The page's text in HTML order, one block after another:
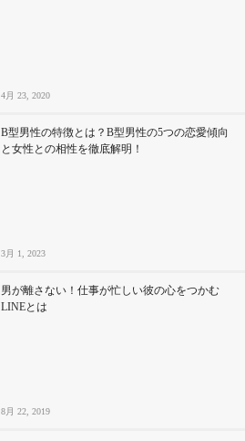
4月 23, 2020
B型男性の特徴とは？B型男性の5つの恋愛傾向
と女性との相性を徹底解明！
3月 1, 2023
男が離さない！仕事が忙しい彼の心をつかむ
LINEとは
8月 22, 2019